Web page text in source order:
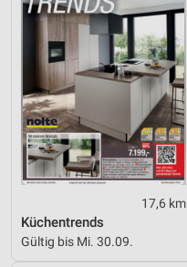
17,6 km
Küchentrends
Gültig bis Mi. 30.09.